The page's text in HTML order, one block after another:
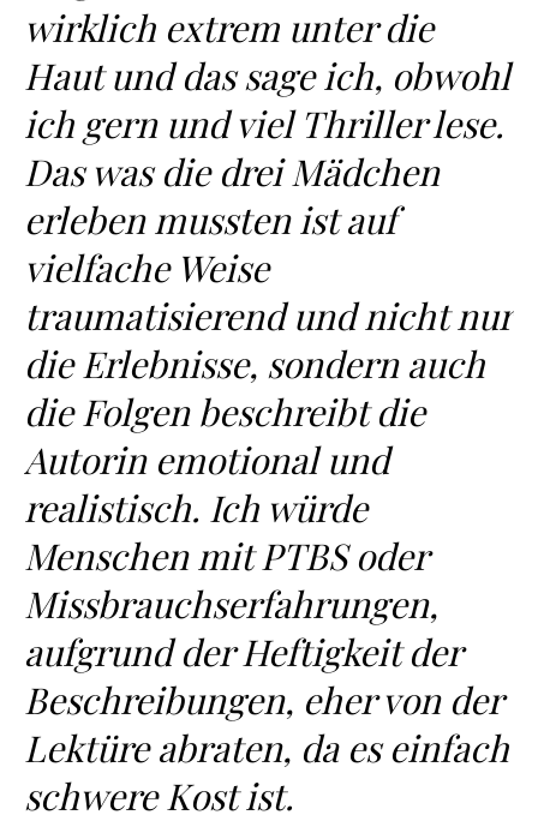
wirklich extrem unter die
Haut und das sage ich, obwohl
ich gern und viel Thriller lese.
Das was die drei Mädchen
erleben mussten ist auf
vielfache Weise
traumatisierend und nicht nur
die Erlebnisse, sondern auch
die Folgen beschreibt die
Autorin emotional und
realistisch. Ich würde
Menschen mit PTBS oder
Missbrauchserfahrungen,
aufgrund der Heftigkeit der
Beschreibungen, eher von der
Lektüre abraten, da es einfach
schwere Kost ist.